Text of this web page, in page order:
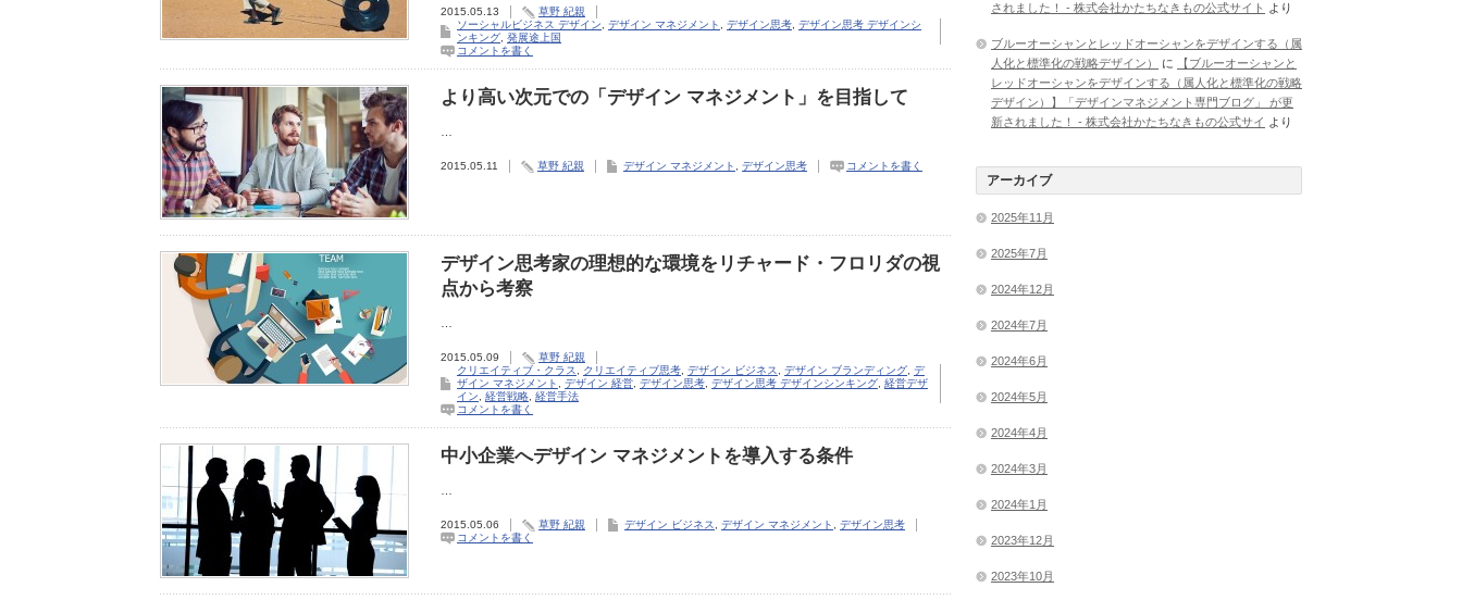
2015.05.13
草野 紀親
ソーシャルビジネス デザイン
デザイン マネジメント デザイン思考 デザイン思考 デザインシ
ンキング 発展途上国
コメントを書く
より高い次元での「デザイン マネジメント」を目指して
2015.05.11 草野 紀親 デザイン マネジメント デザイン思考 コメントを書く
デザイン思考家の理想的な環境をリチャード・フロリダの視
点から考察
2015.05.09
草野 紀親
クリエイティブ・クラス
クリエイティブ思考 デザイン ビジネス デザイン ブランディング デ
ザイン マネジメント
デザイン 経営 デザイン思考 デザイン思考 デザインシンキング 経営デザ
イン
経営戦略 経営手法
コメントを書く
中小企業へデザイン マネジメントを導入する条件
2015.05.06 草野 紀親 デザイン ビジネス デザイン マネジメント
デザイン思考
コメントを書く
されました！ - 株式会社かたちなきもの公式サイト
より
ブルーオーシャンとレッドオーシャンをデザインする（属
人化と標準化の戦略デザイン）
に
【ブルーオーシャンと
レッドオーシャンをデザインする（属人化と標準化の戦略
デザイン）】「デザインマネジメント専門ブログ」 が更
新されました！ - 株式会社かたちなきもの公式サイ より
アーカイブ
2025年11月
2025年7月
2024年12月
2024年7月
2024年6月
2024年5月
2024年4月
2024年3月
2024年1月
2023年12月
2023年10月